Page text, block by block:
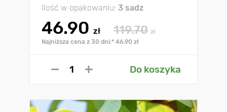
Ilość w opakowaniu: 3 sadz
46.90 zł 119.70 zł
Najniższa cena z 30 dni:* 46.90 zł
Do koszyka